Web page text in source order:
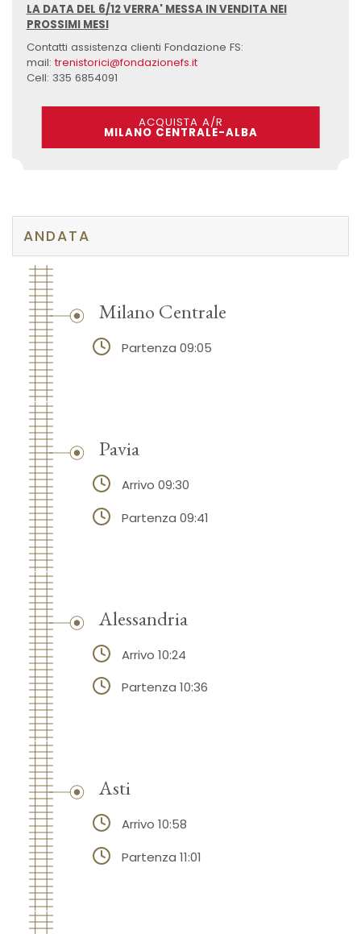
LA DATA DEL 6/12 VERRA' MESSA IN VENDITA NEI
PROSSIMI MESI
Contatti assistenza clienti Fondazione FS:
mail:trenistorici@fondazionefs.it
Cell: 335 6854091
ACQUISTA A/R
MILANO CENTRALE-ALBA
ANDATA
Milano Centrale
Partenza 09:05
Pavia
Arrivo 09:30
Partenza 09:41
Alessandria
Arrivo 10:24
Partenza 10:36
Asti
Arrivo 10:58
Partenza 11:01